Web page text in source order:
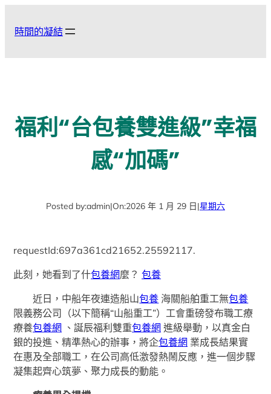
時間的凝結
福利“台包養雙進級”幸福
感“加碼”
Posted by:admin|On:2026 年 1 月 29 日|星期六
requestId:697a361cd21652.25592117.
此刻，她看到了什包養網麼？包養
近日，中船年夜連造船山包養 海關船舶重工無包養
限義務公司（以下簡稱“山船重工”）工會重磅發布職工療
療養包養網 、誕辰福利雙重包養網 進級舉動，以真金白
銀的投進、精準熱心的辦事，將企包養網 業成長結果實
在惠及全部職工，在公司高低激發熱鬧反應，進一個步驟
凝集起齊心筑夢、聚力成長的動能。